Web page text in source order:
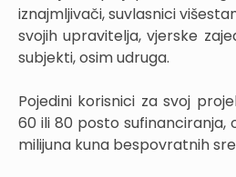
iznajmljivači, suvlasnici
svojih upravitelja, vjerske
subjekti, osim udruga.
Pojedini korisnici za svoj
60 ili 80 posto sufinanciranja,
milijuna kuna bespovratnih